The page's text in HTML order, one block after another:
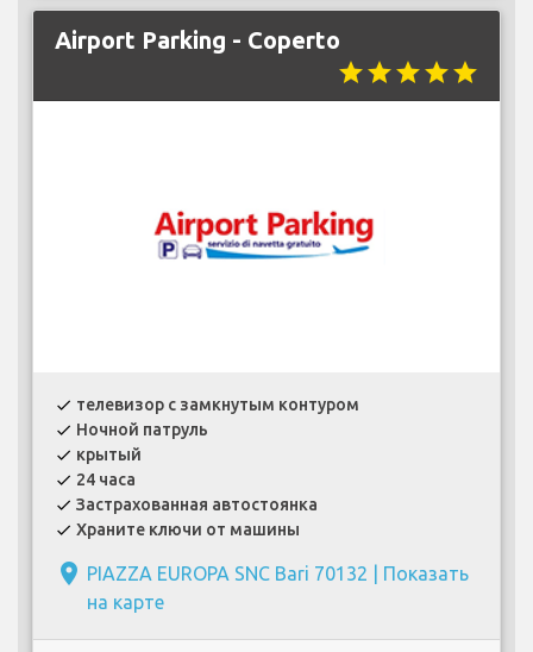
Airport Parking - Coperto
starstarstarstarstar
check телевизор с замкнутым контуром
check Ночной патруль
check крытый
check 24 часа
check Застрахованная автостоянка
check Храните ключи от машины
place PIAZZA EUROPA SNC Bari 70132 | Показать
на карте